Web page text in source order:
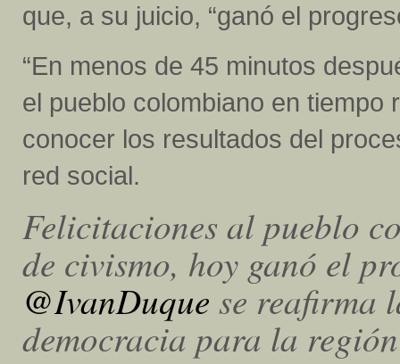
que, a su juicio, “ganó el
“En menos de 45 minutos
el pueblo colombiano en
conocer los resultados del
red social.
Felicitaciones al pueblo
de civismo, hoy ganó el
@IvanDuque se reafirma
democracia para la